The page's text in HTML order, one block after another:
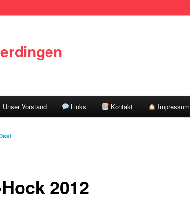
Unser Vorstand Links Kontakt Impressum
2012